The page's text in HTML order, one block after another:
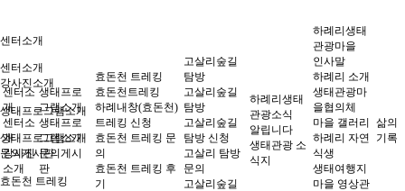
센터소개
센터소개
강사진소개
생태프로그램소개
생태프로그램소개
문의게시판
효돈천 트레킹
센터소
개
센터소
개
강사진
소개
생태프로
그램소개
생태프로
그램소개
문의게시
판
효돈천 트레킹
효돈천트레킹
하례내창(효돈천)
트레킹 신청
효돈천 트레킹 문
의
효돈천 트레킹 후
기
고살리숲길
탐방
고살리숲길
탐방
고살리숲길
탐방 신청
고살리 탐방
문의
고살리숲길
하례리생태
관광소식
알립니다
생태관광 소
식지
하례리생태
관광마을
인사말
하례리 소개
생태관광마
을협의체
마을 갤러리
하례리 자연
식생
생태여행지
마을 영상관
삶의
기록